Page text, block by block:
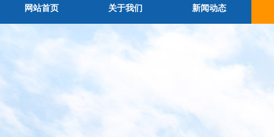
网站首页 关于我们 新闻动态